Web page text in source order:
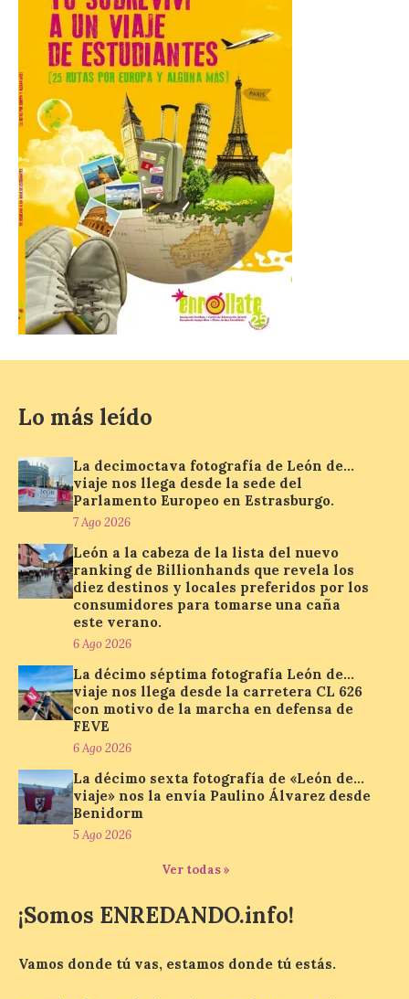
decimoctava fotografía de León de…viaje
nos […]
UPL insta a la Junta a
actuar para salvar el
castillo del Asmesnal, un
BIC en estado de ruina
7 Ago 2026
Un Bien de Interés
Cultural abandonado
desde 1949. Los
procuradores leonesistas
plantean que la Junta
contacte cuanto antes con los
propietarios para exigirles medidas
riesgo de colapso. Los procuradores de
distribuye folletos con la
programación del evento
del eclipse solar que
organiza con la ESA y el
Ayuntamiento
7 Ago 2026
Los materiales ya pueden
recogerse gratuitamente
Información Turística de
León e incluyen, además
del programa del evento, una guía
práctica con recomendaciones
elaboradas por especialistas para
observar el eclipse con seguridad León, 7
de agosto de 2026. La programación […]
Laciana comienza su
programación para
disfrutar el eclipse total
7 Ago 2026
Lo más leído
La decimoctava fotografía de León de…
viaje nos llega desde la sede del
Parlamento Europeo en Estrasburgo.
7 Ago 2026
León a la cabeza de la lista del nuevo
ranking de Billionhands que revela los
diez destinos y locales preferidos por los
consumidores para tomarse una caña
este verano.
6 Ago 2026
La décimo séptima fotografía León de…
viaje nos llega desde la carretera CL 626
con motivo de la marcha en defensa de
FEVE
6 Ago 2026
La décimo sexta fotografía de «León de…
viaje» nos la envía Paulino Álvarez desde
Benidorm
5 Ago 2026
Ver todas »
¡Somos ENREDANDO.info!
Vamos donde tú vas, estamos donde tú estás.